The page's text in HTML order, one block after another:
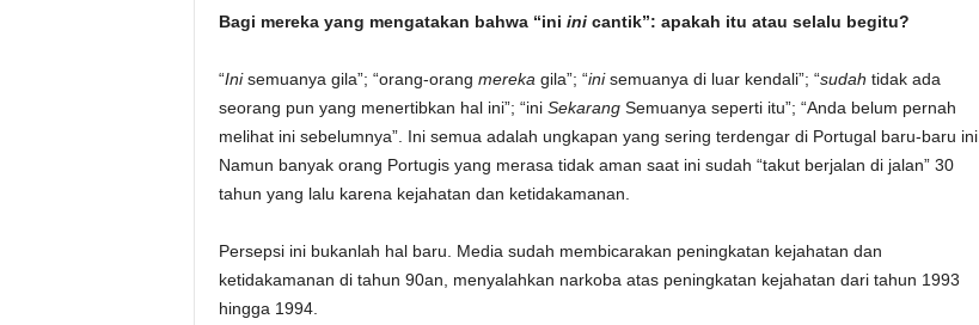
.
m
Bagi mereka yang mengatakan bahwa “ini inicantik”: apakah itu atau selalu begitu?
“Inisemuanya gila”; “orang-orang mereka gila”; “inisemuanya di luar kendali”; “sudah tidak ada
seorang pun yang menertibkan hal ini”; “ini SekarangSemuanya seperti itu”; “Anda belum pernah
melihat ini sebelumnya”. Ini semua adalah ungkapan yang sering terdengar di Portugal baru-baru ini.
Namun banyak orang Portugis yang merasa tidak aman saat ini sudah “takut berjalan di jalan” 30
tahun yang lalu karena kejahatan dan ketidakamanan.
Persepsi ini bukanlah hal baru. Media sudah membicarakan peningkatan kejahatan dan
ketidakamanan di tahun 90an, menyalahkan narkoba atas peningkatan kejahatan dari tahun 1993
hingga 1994.